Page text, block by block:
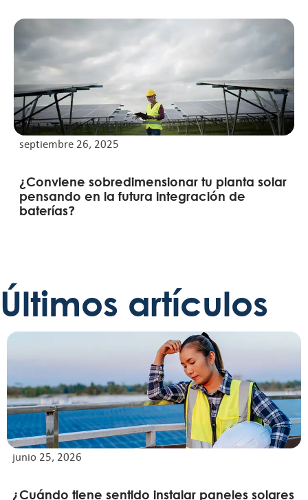
septiembre 26, 2025
¿Conviene sobredimensionar tu planta solar
pensando en la futura integración de
baterías?
Últimos artículos
junio 25, 2026
¿Cuándo tiene sentido instalar paneles solares